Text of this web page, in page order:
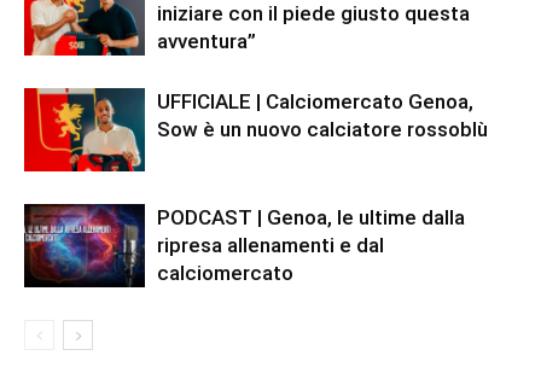
iniziare con il piede giusto questa
avventura”
UFFICIALE | Calciomercato Genoa,
Sow è un nuovo calciatore rossoblù
PODCAST | Genoa, le ultime dalla
ripresa allenamenti e dal
calciomercato